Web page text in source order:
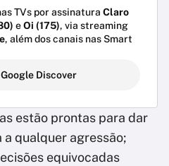
TVs por assinatura Claro
eOi (175), via streaming
, além dos canais nas Smart
Discover
estão prontas para dar
qualquer agressão;
equivocadas